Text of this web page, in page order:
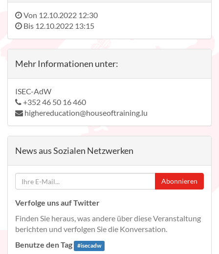
Von 12.10.2022 12:30
Bis 12.10.2022 13:15
Mehr Informationen unter:
ISEC-AdW
+352 46 50 16 460
highereducation@houseoftraining.lu
News aus Sozialen Netzwerken
Abonnieren
Verfolge uns auf Twitter
Finden Sie heraus, was andere über diese Veranstaltung
berichten und verfolgen Sie die Konversation.
Benutze den Tag
#isecadw